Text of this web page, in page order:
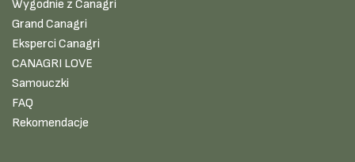
Wygodnie z Canagri
Grand Canagri
Eksperci Canagri
CANAGRI LOVE
Samouczki
FAQ
Rekomendacje